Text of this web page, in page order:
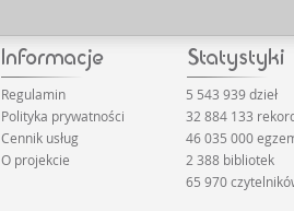
Regulamin
Polityka prywatności
Cennik usług
O projekcie
5 543 939 dzieł
32 884 133
46 035 000
2 388 bibliotek
65 970